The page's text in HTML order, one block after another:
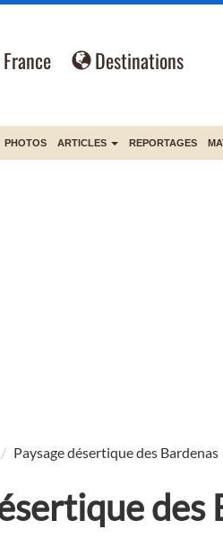
France Destinations
PHOTOS ARTICLES REPORTAGES
Paysage désertique des Bardenas
des